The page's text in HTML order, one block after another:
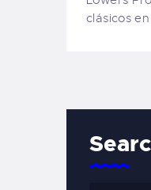
clásicos